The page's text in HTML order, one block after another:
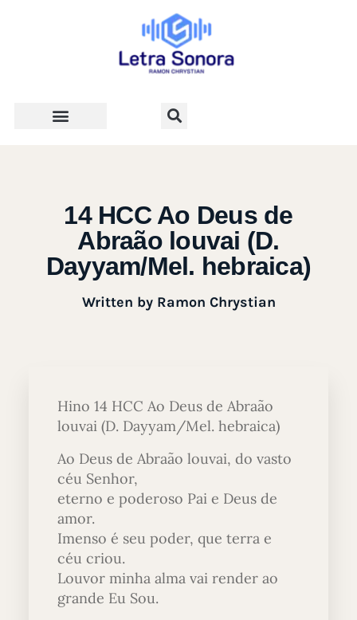
14 HCC Ao Deus de
Abraão louvai (D.
Dayyam/Mel. hebraica)
Written byRamon Chrystian
Hino 14 HCC Ao Deus de Abraão
louvai (D. Dayyam/Mel. hebraica)
Ao Deus de Abraão louvai, do vasto
céu Senhor,
eterno e poderoso Pai e Deus de
amor.
Imenso é seu poder, que terra e
céu criou.
Louvor minha alma vai render ao
grande Eu Sou.